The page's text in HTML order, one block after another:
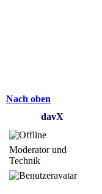
Nach oben
davX
Moderator und
Technik